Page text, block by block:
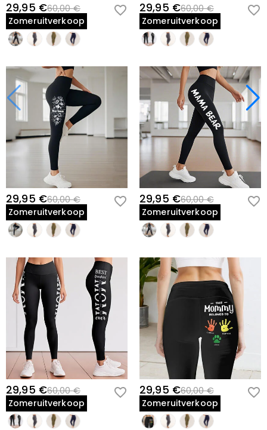
29,95 €60,00 €
Zomeruitverkoop
29,95 €60,00 €
Zomeruitverkoop
29,95 €60,00 €
Zomeruitverkoop
29,95 €60,00 €
Zomeruitverkoop
29,95 €60,00 €
Zomeruitverkoop
29,95 €60,00 €
Zomeruitverkoop